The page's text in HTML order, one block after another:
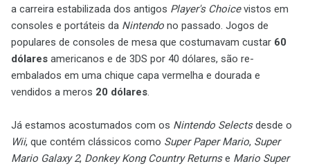
a carreira estabilizada dos antigos Player's Choicevistos em
consoles e portáteis da Nintendo no passado. Jogos de
populares de consoles de mesa que costumavam custar 60
dólares americanos e de 3DS por 40 dólares, são re-
embalados em uma chique capa vermelha e dourada e
vendidos a meros 20 dólares.
Já estamos acostumados com os Nintendo Selectsdesde o
Wii, que contém clássicos como Super Paper Mario, Super
Mario Galaxy 2, Donkey Kong Country Returnse Mario Super